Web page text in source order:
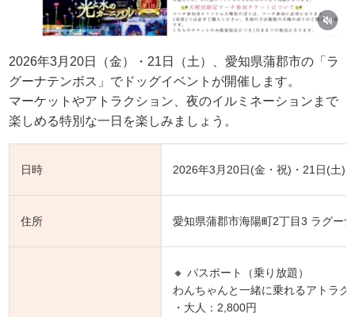
2026年3月20日（金）・21日（土）、愛知県蒲郡市の「ラ
グーナテンボス」でドッグイベントが開催します。
マーケットやアトラクション、夜のイルミネーションまで
楽しめる特別な一日を楽しみましょう。
日時 2026年3月20日(金・祝)・21日(土)
住所 愛知県蒲郡市海陽町2丁目3 ラグー
🔸 パスポート（乗り放題）
わんちゃんと一緒に乗れるアトラク
・大人：2,800円